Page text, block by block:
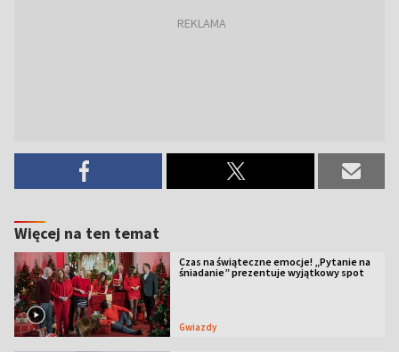
Więcej na ten temat
Czas na świąteczne emocje! „Pytanie na
śniadanie” prezentuje wyjątkowy spot
Gwiazdy